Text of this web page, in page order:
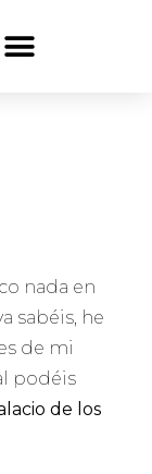
nada en
sabéis, he
de mi
podéis
de los